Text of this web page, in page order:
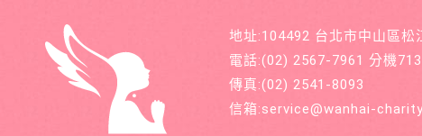
地址:104492 台北市中山區松
電話:(02) 2567-7961 分機
傳真:(02) 2541-8093
信箱:service@wanhai-